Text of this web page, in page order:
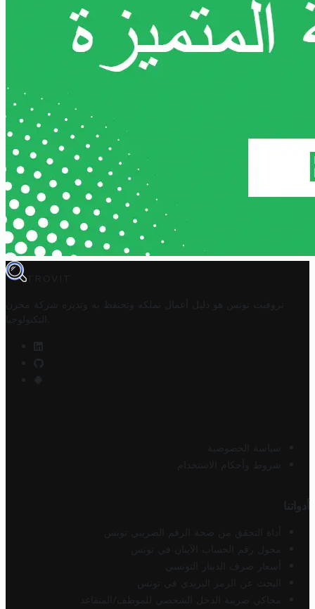
TROVIT
تروفيت تونس هو دليل أعمال تملكه وتحتفظ به وتديره
شركة مخزن
التكنولوجيا
سياسة الخصوصية
شروط وأحكام الاستخدام
أدواتنا
أداة التحقق من صحة الرقم الضريبي تونس
محول رقم الحساب الآيبان في تونس
أسعار صرف الدينار التونسي
البحث عن الرمز البريدي في تونس
محاكي ضريبة الدخل الشخصي للموظف/المتقاعد